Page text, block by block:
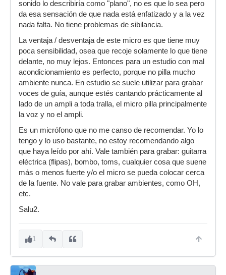
sonido lo describiría como "plano", no es que lo sea pero
da esa sensación de que nada está enfatizado y a la vez
nada falta. No tiene problemas de sibilancia.
La ventaja / desventaja de este micro es que tiene muy
poca sensibilidad, osea que recoje solamente lo que tiene
delante, no muy lejos. Entonces para un estudio con mal
acondicionamiento es perfecto, porque no pilla mucho
ambiente nunca. En estudio se suele utilizar para grabar
voces de guía, aunque estés cantando prácticamente al
lado de un ampli a toda tralla, el micro pilla principalmente
la voz y no el ampli.
Es un micrófono que no me canso de recomendar. Yo lo
tengo y lo uso bastante, no estoy recomendando algo
que haya leído por ahí. Vale también para grabar: guitarra
eléctrica (flipas), bombo, toms, cualquier cosa que suene
más o menos fuerte y/o el micro se pueda colocar cerca
de la fuente. No vale para grabar ambientes, como OH,
etc.
Salu2.
1